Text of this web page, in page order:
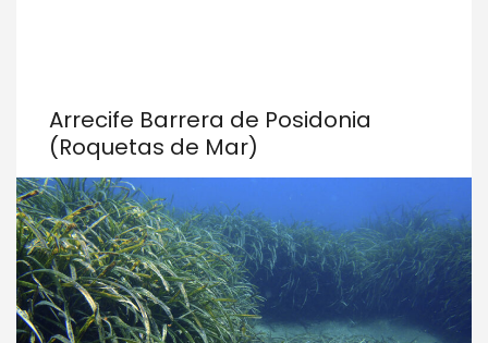
Arrecife Barrera de Posidonia
(Roquetas de Mar)